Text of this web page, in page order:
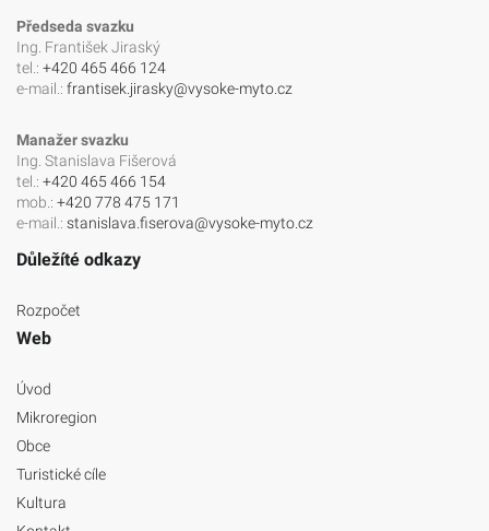
Předseda svazku
Ing. František Jiraský
tel.: +420 465 466 124
e-mail.: frantisek.jirasky@vysoke-myto.cz
Manažer svazku
Ing. Stanislava Fišerová
tel.: +420 465 466 154
mob.: +420 778 475 171
e-mail.: stanislava.fiserova@vysoke-myto.cz
Důležíté odkazy
Rozpočet
Web
Úvod
Mikroregion
Obce
Turistické cíle
Kultura